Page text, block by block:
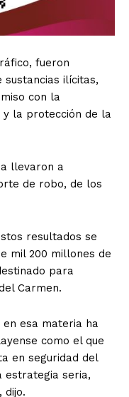
fueron
sustancias ilícitas,
con la
la protección de la
llevaron a
de robo, de los
resultados se
mil 200 millones de
para
Carmen.
esa materia ha
como el que
en seguridad del
estrategia seria,
dijo.